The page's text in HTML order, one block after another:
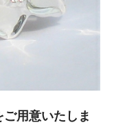
ご用意いたしま